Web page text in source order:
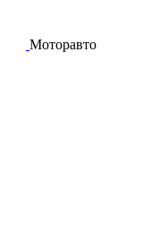
Моторавто